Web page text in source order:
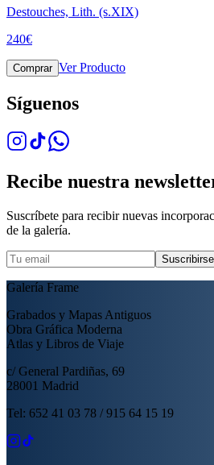
Destouches, Lith. (s.XIX)
240€
Comprar Ver Producto
Síguenos
Recibe nuestra
Suscríbete para recibir nuevas
de la galería.
Suscribirse
Galería Frame
Grabados y Mapas Antiguos
Obra Gráfica Moderna
Atlas y Libros de Viaje
c/ General Pardiñas, 69
28001 Madrid
Tel: 652 41 03 78 / 915 64 15 19